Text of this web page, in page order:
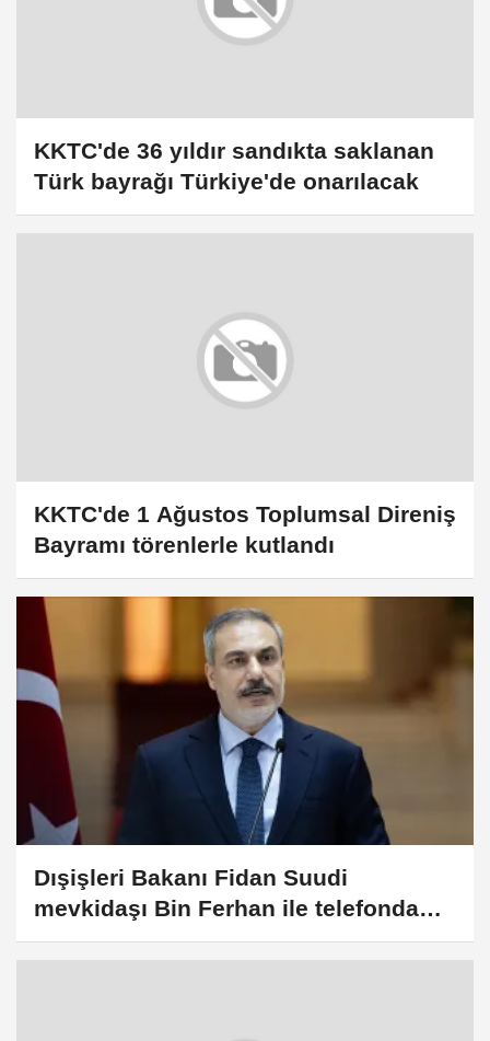
KKTC'de 36 yıldır sandıkta saklanan
Türk bayrağı Türkiye'de onarılacak
KKTC'de 1 Ağustos Toplumsal Direniş
Bayramı törenlerle kutlandı
Dışişleri Bakanı Fidan Suudi
mevkidaşı Bin Ferhan ile telefonda
görüştü